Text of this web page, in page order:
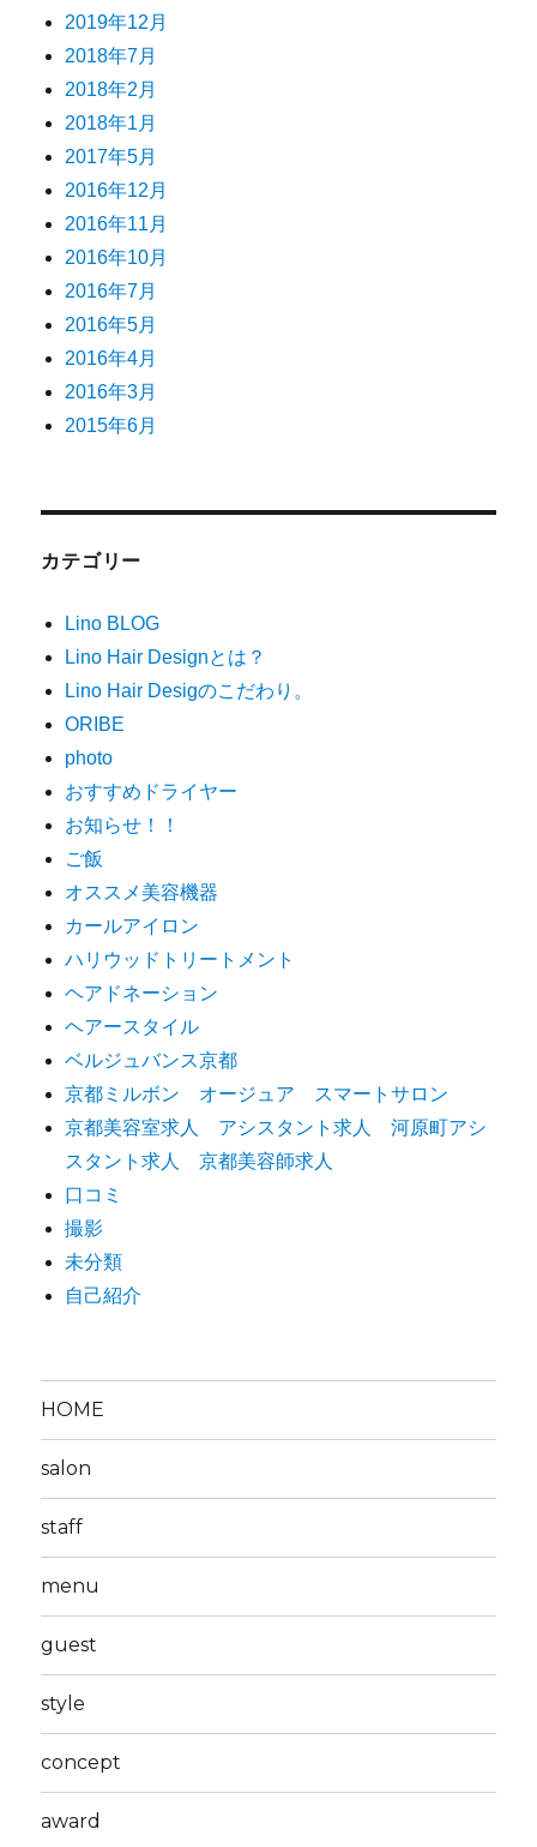
2019年12月
2018年7月
2018年2月
2018年1月
2017年5月
2016年12月
2016年11月
2016年10月
2016年7月
2016年5月
2016年4月
2016年3月
2015年6月
カテゴリー
Lino BLOG
Lino Hair Designとは？
Lino Hair Desigのこだわり。
ORIBE
photo
おすすめドライヤー
お知らせ！！
ご飯
オススメ美容機器
カールアイロン
ハリウッドトリートメント
ヘアドネーション
ヘアースタイル
ベルジュバンス京都
京都ミルボン オージュア スマートサロン
京都美容室求人 アシスタント求人 河原町アシ
スタント求人 京都美容師求人
口コミ
撮影
未分類
自己紹介
HOME
salon
staff
menu
guest
style
concept
award